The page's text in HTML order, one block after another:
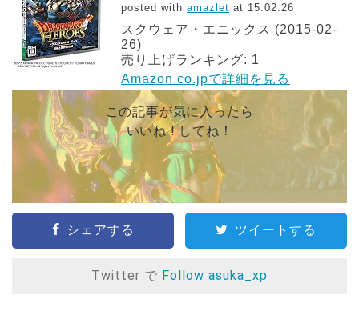
posted with amazlet at 15.02.26
スクウェア・エニックス (2015-02-
26)
売り上げランキング: 1
Amazon.co.jpで詳細を見る
この記事が気に入ったら
いいね ! してね！
シェアする ツイートする
Twitter で Follow asuka_xp